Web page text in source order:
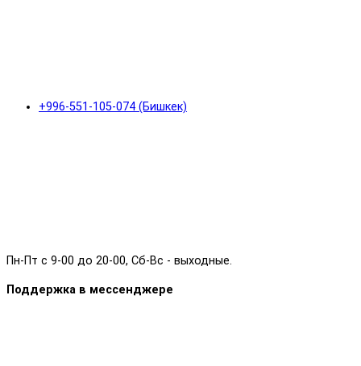
+996-551-105-074 (Бишкек)
Пн-Пт с 9-00 до 20-00, Сб-Вс - выходные.
Поддержка в мессенджере